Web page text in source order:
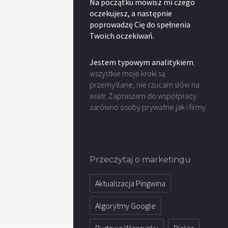
Na początku mówisz mi czego
oczekujesz, a następnie
poprowadzę Cię do spełnenia
Twoich oczekiwań.
Jestem typowym analitykiem,
wszystkie moje kroki są
przemyślane, nie rzucam słów na
wiatr. Zapraszam do współpracy
zarówno osoby prywatne jak i firmy.
Przeczytaj o marketingu
Aktualizacja Pingwina
Algorytmy Google